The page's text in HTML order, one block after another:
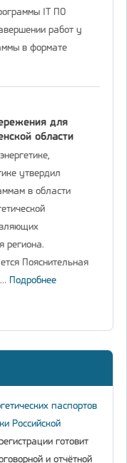
IT ПО
работ у
в формате
для
области
утвердил
в области
региона.
Пояснительная
Подробнее
паспортов
Российской
готовит
и отчётной